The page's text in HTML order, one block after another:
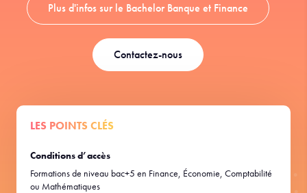
Plus d'infos sur le Bachelor Banque et Finance
Contactez-nous
LES POINTS CLÉS
Conditions d’accès
Formations de niveau bac+5 en Finance, Économie, Comptabilité
ou Mathématiques